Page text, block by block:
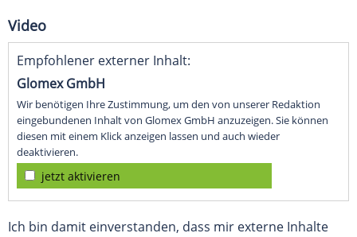
Video
Empfohlener externer Inhalt:
Glomex GmbH
Wir benötigen Ihre Zustimmung, um den von unserer Redaktion
eingebundenen Inhalt von Glomex GmbH anzuzeigen. Sie können
diesen mit einem Klick anzeigen lassen und auch wieder
deaktivieren.
jetzt aktivieren
Ich bin damit einverstanden, dass mir externe Inhalte